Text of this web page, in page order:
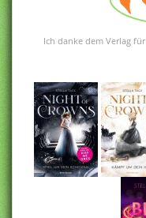
Ich danke dem Verlag